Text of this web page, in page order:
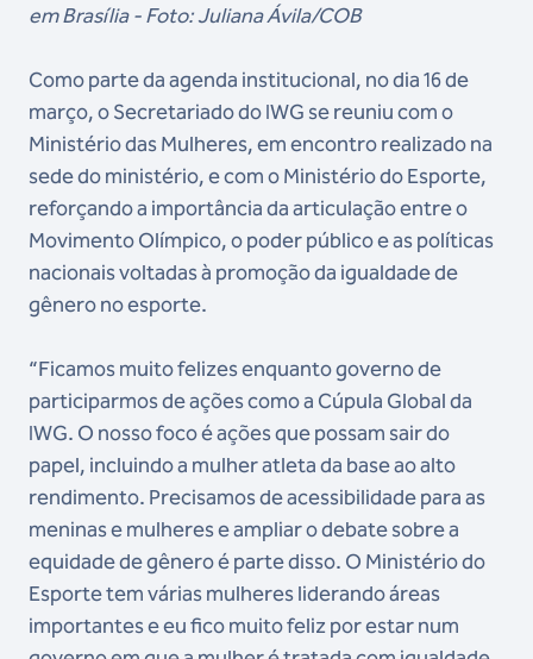
em Brasília - Foto: Juliana Ávila/COB
Como parte da agenda institucional, no dia 16 de
março, o Secretariado do IWG se reuniu com o
Ministério das Mulheres, em encontro realizado na
sede do ministério, e com o Ministério do Esporte,
reforçando a importância da articulação entre o
Movimento Olímpico, o poder público e as políticas
nacionais voltadas à promoção da igualdade de
gênero no esporte.
“Ficamos muito felizes enquanto governo de
participarmos de ações como a Cúpula Global da
IWG. O nosso foco é ações que possam sair do
papel, incluindo a mulher atleta da base ao alto
rendimento. Precisamos de acessibilidade para as
meninas e mulheres e ampliar o debate sobre a
equidade de gênero é parte disso. O Ministério do
Esporte tem várias mulheres liderando áreas
importantes e eu fico muito feliz por estar num